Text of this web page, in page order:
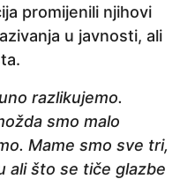
promijenili njihovi
u javnosti, ali
razlikujemo.
smo malo
Mame smo sve tri,
ali što se tiče glazbe